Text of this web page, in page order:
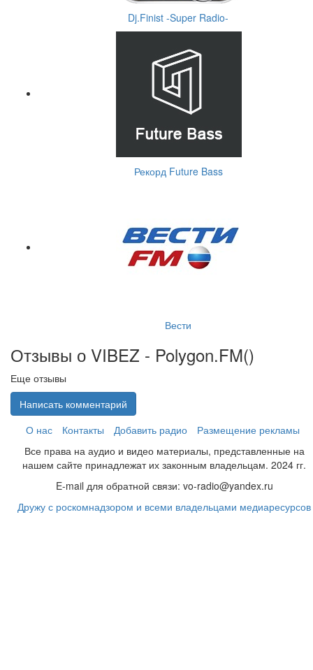
Dj.Finist -Super Radio-
Рекорд Future Bass
Вести
Отзывы о VIBEZ - Polygon.FM()
Еще отзывы
Написать комментарий
О нас
Контакты Добавить радио
Размещение рекламы
Все права на аудио и видео материалы, представленные на
нашем сайте принадлежат их законным владельцам. 2024 гг.
E-mail для обратной связи: vo-radio@yandex.ru
Дружу с роскомнадзором и всеми владельцами медиаресурсов